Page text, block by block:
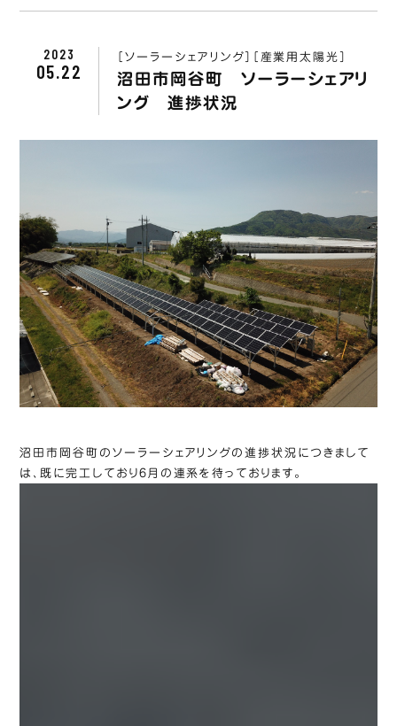
2023
05.22
［ソーラーシェアリング］ ［産業用太陽光］
沼田市岡谷町 ソーラーシェアリ
ング 進捗状況
沼田市岡谷町のソーラーシェアリングの進捗状況につきまして
は、既に完工しており6月の連系を待っております。